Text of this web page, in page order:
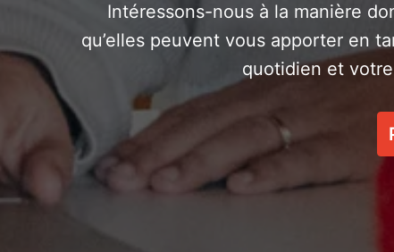
Intéressons-nous à la manière
qu’elles peuvent vous apporter en
quotidien et